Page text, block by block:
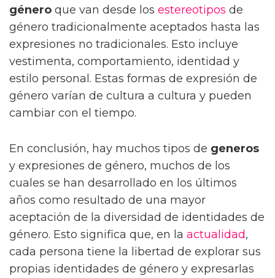
género que van desde los estereotipos de
género tradicionalmente aceptados hasta las
expresiones no tradicionales. Esto incluye
vestimenta, comportamiento, identidad y
estilo personal. Estas formas de expresión de
género varían de cultura a cultura y pueden
cambiar con el tiempo.
En conclusión, hay muchos tipos de generos
y expresiones de género, muchos de los
cuales se han desarrollado en los últimos
años como resultado de una mayor
aceptación de la diversidad de identidades de
género. Esto significa que, en la actualidad,
cada persona tiene la libertad de explorar sus
propias identidades de género y expresarlas